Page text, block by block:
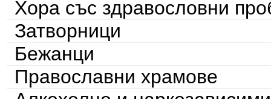
Хора със здравословни
Затворници
Бежанци
Православни храмове